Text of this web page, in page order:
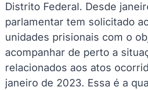
Distrito Federal. Desde
parlamentar tem solicitado
unidades prisionais com o
acompanhar de perto a
relacionados aos atos
janeiro de 2023. Essa é a